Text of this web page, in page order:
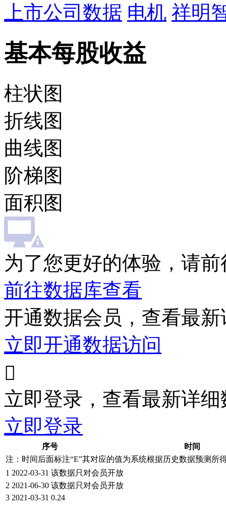
上市公司数据 电机 祥明
基本每股收益
柱状图
折线图
曲线图
阶梯图
面积图
为了您更好的体验，请
前往数据库查看
开通数据会员，查看最
立即开通数据访问

立即登录，查看最新详细
立即登录
序号
时间
注：时间后面标注“E”其对应的值为系统根据历史数据预测所
1 2022-03-31 该数据只对会员开放
2 2021-06-30 该数据只对会员开放
3 2021-03-31 0.24